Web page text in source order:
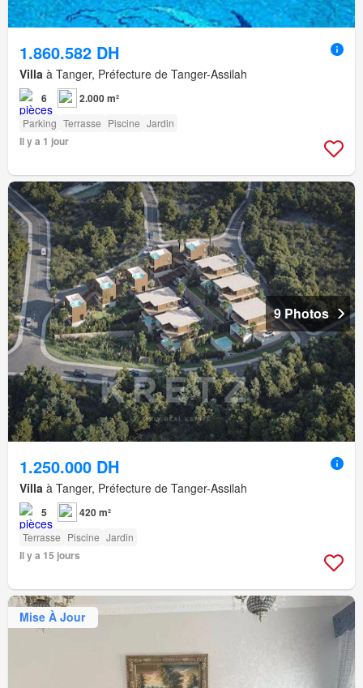
1.860.582 DH
Villa à Tanger, Préfecture de Tanger-Assilah
6 2.000 m²
Parking Terrasse Piscine Jardin
Il y a 1 jour
9 Photos
1.250.000 DH
Villa à Tanger, Préfecture de Tanger-Assilah
5 420 m²
Terrasse Piscine Jardin
Il y a 15 jours
Mise À Jour